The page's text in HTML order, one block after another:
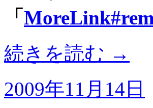
「
続きを読む →
2009年11月14日